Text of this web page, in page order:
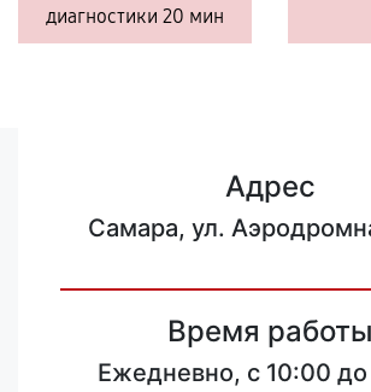
диагностики 20 мин
Адрес
Самара, ул.
Время работы
Ежедневно, с 10:00